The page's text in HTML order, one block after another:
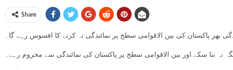
Share
بھر پاکستان کی بین الاقوامی سطح پر نمائندگی نہ کرنے کا افسوس رہے گا۔